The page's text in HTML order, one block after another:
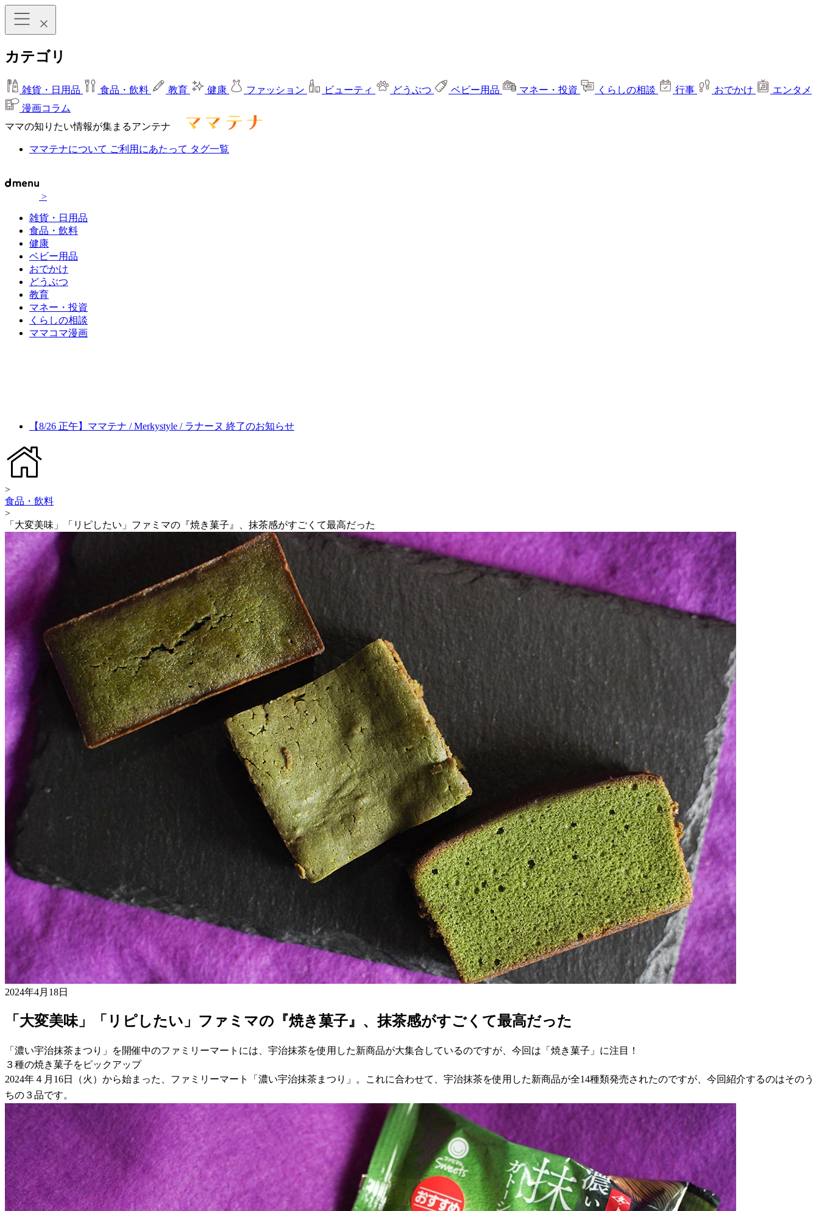
カテゴリ
雑貨・日用品 食品・飲料 教育 健康 ファッション ビューティ どうぶつ ベビー用品 マネー・投資 くらしの相談 行事 おでかけ
エンタメ
漫画コラム
ママの知りたい情報が集まるアンテナ
ママテナについて ご利用にあたって タグ一覧
>
雑貨・日用品
食品・飲料
健康
ベビー用品
おでかけ
どうぶつ
教育
マネー・投資
くらしの相談
ママコマ漫画
【8/26 正午】ママテナ / Merkystyle / ラナーヌ 終了のお知らせ
>
食品・飲料
>
「大変美味」「リピしたい」ファミマの『焼き菓子』、抹茶感がすごくて最高だった
2024年4月18日
「大変美味」「リピしたい」ファミマの『焼き菓子』、抹茶感がすごくて最高だった
「濃い宇治抹茶まつり」を開催中のファミリーマートには、宇治抹茶を使用した新商品が大集合しているのですが、今回は「焼き菓子」に注目！
３種の焼き菓子をピックアップ
2024年４月16日（火）から始まった、ファミリーマート「濃い宇治抹茶まつり」。これに合わせて、宇治抹茶を使用した新商品が全14種類発売されたのですが、今回紹介するのはそのう
ちの３品です。